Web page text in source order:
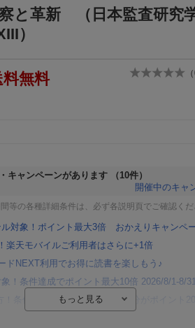
と革新 （日本監査研究
）
（
料無料
キャンペーンがあります
（10件）
開催中のキャ
等の各種詳細条件は、必ず各説明頁でご確認くだ
ル対象！ポイント最大3倍 おかえりキャンペ
楽天モバイルご利用者はさらに+1倍
ドNEXT利用でお得に読書を楽しもう♪
！条件達成でポイント最大10倍 2026/8/1-8/31
！条件達成で楽天ブックス購入分がポイント20